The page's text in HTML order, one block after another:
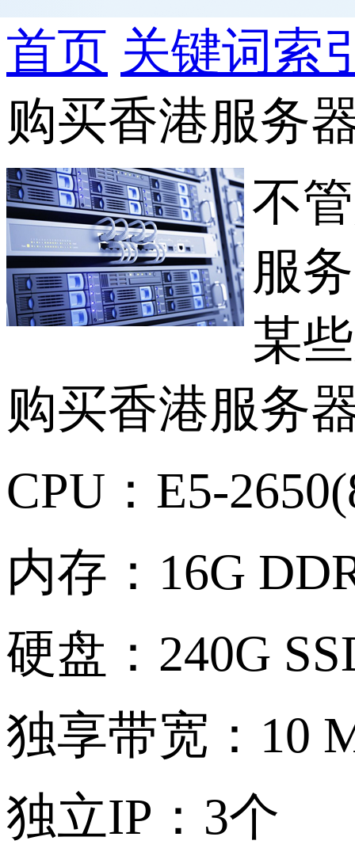
首页 关键词索
购买香港服务
不
服
某
购买香港服务
CPU：E5-
内存：16G
硬盘：240G
独享带宽：10
独立IP：3个